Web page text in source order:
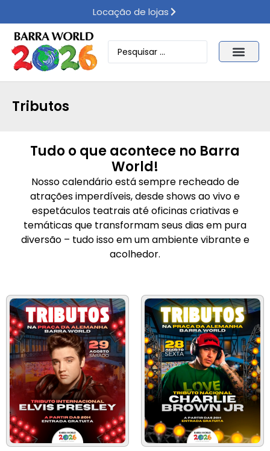
Locação de lojas
Tributos
Tudo o que acontece no Barra
World!
Nosso calendário está sempre recheado de
atrações imperdíveis, desde shows ao vivo e
espetáculos teatrais até oficinas criativas e
temáticas que transformam seus dias em pura
diversão – tudo isso em um ambiente vibrante e
acolhedor.